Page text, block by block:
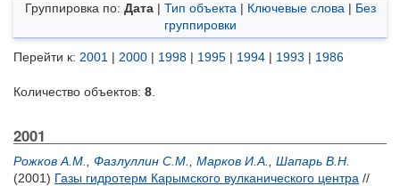
Группировка по: Дата| Тип объекта | Ключевые слова | Без
группировки
Перейти к: 2001 | 2000 | 1998 | 1995 | 1994 | 1993 | 1986
Количество объектов: 8
2001
Рожков А.М. Фазлуллин С.М. Марков И.А.
Шапарь В.Н.
(2001) Газы гидротерм Карымского вулканического центра //